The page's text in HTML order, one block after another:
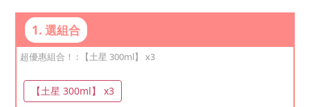
1. 選組合
超優惠組合！ : 【土星 300ml】 x3
【土星 300ml】 x3